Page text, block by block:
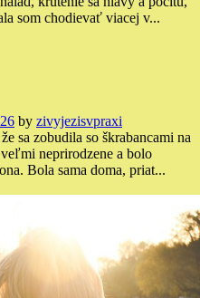
som chodievať viacej v...
by zivyjezisvpraxi
sa zobudila so škrabancami na
neprirodzene a bolo
Bola sama doma, priat...